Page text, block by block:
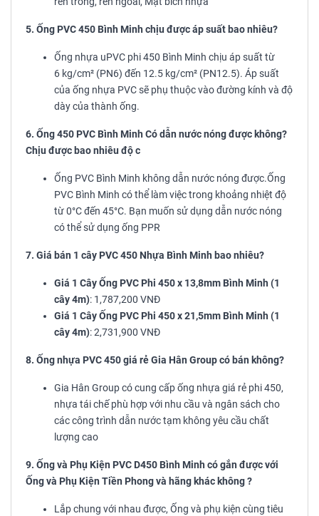
5. Ống PVC 450 Bình Minh chịu được áp suất bao nhiêu?
Ống nhựa uPVC phi 450 Bình Minh chịu áp suất từ
6 kg/cm² (PN6) đến 12.5 kg/cm² (PN12.5). Áp suất
của ống nhựa PVC sẽ phụ thuộc vào đường kính và độ
dày của thành ống.
6. Ống 450 PVC Bình Minh Có dẫn nước nóng được không?
Chịu được bao nhiêu độ c
Ống PVC Bình Minh không dẫn nước nóng được.Ống
PVC Bình Minh có thể làm việc trong khoảng nhiệt độ
từ 0°C đến 45°C. Bạn muốn sử dụng dẫn nước nóng
có thể sử dụng ống PPR
7. Giá bán 1 cây PVC 450 Nhựa Bình Minh bao nhiêu?
Giá 1 Cây Ống PVC Phi 450 x 13,8mm Bình Minh (1
cây 4m): 1,787,200 VNĐ
Giá 1 Cây Ống PVC Phi 450 x 21,5mm Bình Minh (1
cây 4m): 2,731,900 VNĐ
8. Ống nhựa PVC 450 giá rẻ Gia Hân Group có bán không?
Gia Hân Group có cung cấp ống nhựa giá rẻ phi 450,
nhựa tái chế phù hợp với nhu cầu và ngân sách cho
các công trình dẫn nước tạm không yêu cầu chất
lượng cao
9. Ống và Phụ Kiện PVC D450 Bình Minh có gắn được với
Ống và Phụ Kiện Tiền Phong và hãng khác không ?
Lắp chung với nhau được, Ống và phụ kiện cùng tiêu